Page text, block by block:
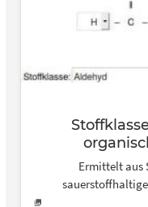
Ermittelt aus